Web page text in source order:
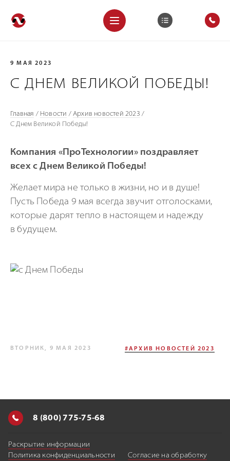
9 МАЯ 2023
С ДНЕМ ВЕЛИКОЙ ПОБЕДЫ!
Главная / Новости /Архив новостей 2023 /
С Днем Великой Победы!
Компания «ПроТехнологии» поздравляет
всех с Днем Великой Победы!
Желает мира не только в жизни, но и в душе!
Пусть Победа 9 мая всегда звучит отголосками,
которые дарят тепло в настоящем и надежду
в будущем.
ВТОРНИК, 9 МАЯ 2023 #АРХИВ НОВОСТЕЙ 2023
8 (800) 775-75-68
Раскрытие информации
Политика конфиденциальности
Согласие на обработку